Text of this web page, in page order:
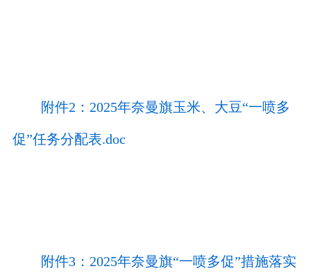
附件2：2025年奈曼旗玉米、大豆“一喷多
促”任务分配表.doc
附件3：2025年奈曼旗“一喷多促”措施落实